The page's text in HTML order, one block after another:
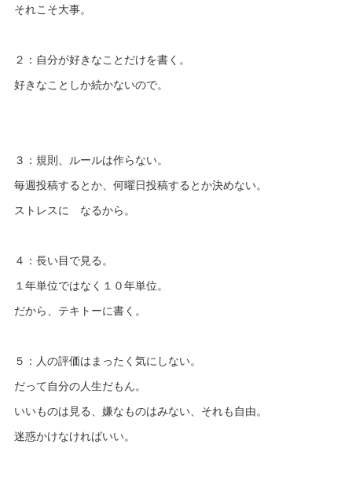
それこそ大事。
２：自分が好きなことだけを書く。
好きなことしか続かないので。
３：規則、ルールは作らない。
毎週投稿するとか、何曜日投稿するとか決めない。
ストレスに なるから。
４：長い目で見る。
１年単位ではなく１０年単位。
だから、テキトーに書く。
５：人の評価はまったく気にしない。
だって自分の人生だもん。
いいものは見る、嫌なものはみない、それも自由。
迷惑かけなければいい。